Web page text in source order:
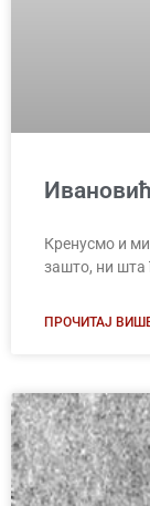
Кренусмо и
зашто, ни шта
ПРОЧИТАЈ